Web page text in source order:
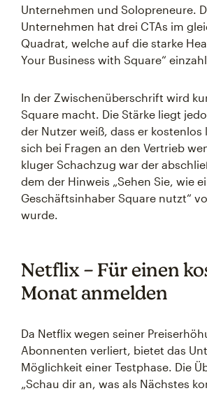
Unternehmen und Solopreneure.
Unternehmen hat drei CTAs im
Quadrat, welche auf die starke
Your Business with Square“
In der Zwischenüberschrift wird
Square macht. Die Stärke liegt
der Nutzer weiß, dass er kostenlos
sich bei Fragen an den Vertrieb
kluger Schachzug war der
dem der Hinweis „Sehen Sie, wie
Geschäftsinhaber Square nutzt“
wurde.
Netflix – Für einen
Monat anmelden
Da Netflix wegen seiner
Abonnenten verliert, bietet das
Möglichkeit einer Testphase. Die
„Schau dir an, was als Nächstes